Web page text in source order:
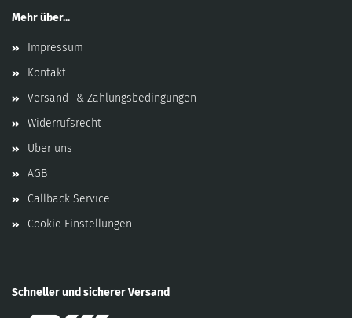
Mehr über...
Impressum
Kontakt
Versand- & Zahlungsbedingungen
Widerrufsrecht
Über uns
AGB
Callback Service
Cookie Einstellungen
Schneller und sicherer Versand